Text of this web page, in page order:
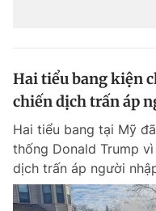
Hai tiểu bang kiện
chiến dịch trấn áp
Hai tiểu bang tại Mỹ
thống Donald Trump
dịch trấn áp người